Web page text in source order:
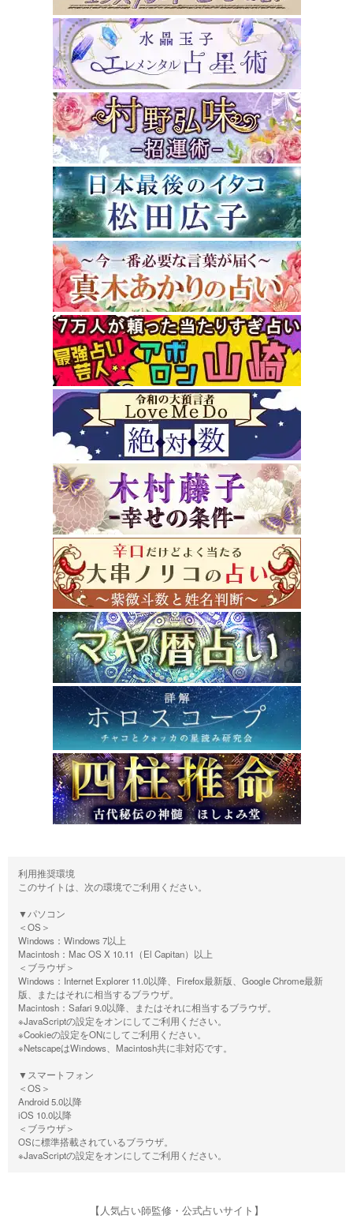
利用推奨環境
このサイトは、次の環境でご利用ください。
▼パソコン
＜OS＞
Windows：Windows 7以上
Macintosh：Mac OS X 10.11（El Capitan）以上
＜ブラウザ＞
Windows：Internet Explorer 11.0以降、Firefox最新版、Google Chrome最新
版、またはそれに相当するブラウザ。
Macintosh：Safari 9.0以降、またはそれに相当するブラウザ。
※JavaScriptの設定をオンにしてご利用ください。
※Cookieの設定をONにしてご利用ください。
※NetscapeはWindows、Macintosh共に非対応です。
▼スマートフォン
＜OS＞
Android 5.0以降
iOS 10.0以降
＜ブラウザ＞
OSに標準搭載されているブラウザ。
※JavaScriptの設定をオンにしてご利用ください。
【人気占い師監修・公式占いサイト】